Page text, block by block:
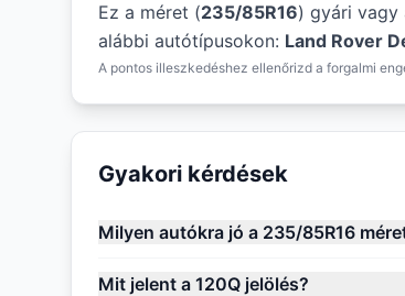
Ez a méret (235/85R16) gyári
alábbi autótípusokon: Land Rover
A pontos illeszkedéshez ellenőrizd a forgalmi
Gyakori kérdések
Milyen autókra jó a 235/85R16
Mit jelent a 120Q jelölés?